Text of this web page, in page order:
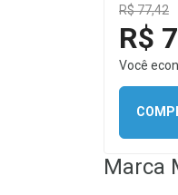
R$ 77,42
R$
Você
Marca